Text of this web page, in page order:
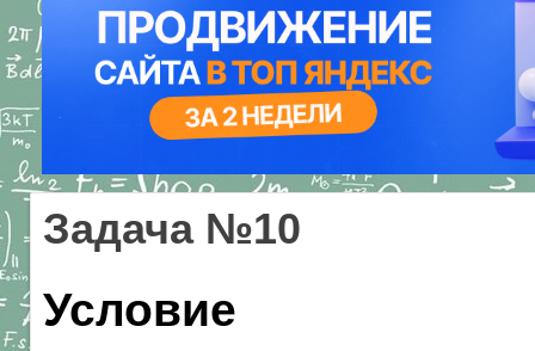
Задача №10
Условие